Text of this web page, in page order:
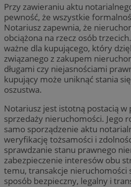
Przy zawieraniu aktu
pewność, że wszystkie
Notariusz zapewnia, że
obciążona na rzecz osób
ważne dla kupującego, który
związanego z zakupem
długami czy niejasnościami
kupujący może uniknąć stania
oszustwa.
Notariusz jest istotną postacią w
sprzedaży nieruchomości. Jego
samo sporządzenie aktu
weryfikację tożsamości i
sprawdzanie stanu prawnego
zabezpieczenie interesów obu
temu, transakcje nieruchomości
sposób bezpieczny, legalny i